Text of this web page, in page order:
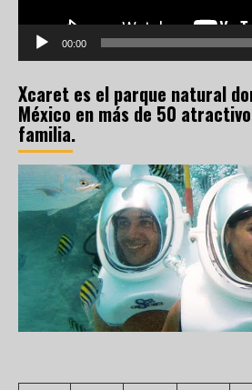
00:00
Xcaret es el parque natural
México en más de 50
familia.